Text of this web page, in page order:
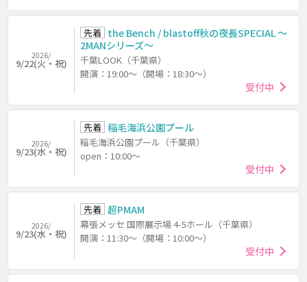
2026/
9/22(火・祝)
先着 the Bench / blastoff秋の夜長SPECIAL ～
2MANシリーズ～
千葉LOOK（千葉県）
開演：19:00～（開場：18:30～）
受付中
2026/
9/23(水・祝)
先着 稲毛海浜公園プール
稲毛海浜公園プール（千葉県）
open：10:00～
受付中
2026/
9/23(水・祝)
先着 超PMAM
幕張メッセ 国際展示場 4-5ホール（千葉県）
開演：11:30～（開場：10:00～）
受付中